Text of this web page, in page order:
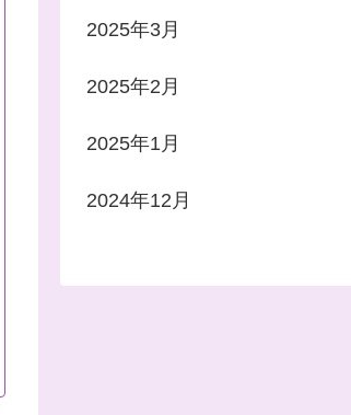
2025年3月
2025年2月
2025年1月
2024年12月